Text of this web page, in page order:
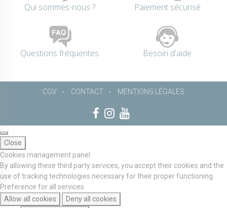
Qui sommes-nous ? Paiement sécurisé
Questions fréquentes Besoin d'aide
CGV CONTACT MENTIONS LÉGALES
Close
Cookies management panel
By allowing these third party services, you accept their cookies and the
use of tracking technologies necessary for their proper functioning.
Preference for all services
Allow all cookies
Deny all cookies